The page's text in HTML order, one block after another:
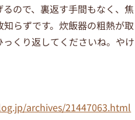
ので、裏返す手間もなく、焦
らずです。炊飯器の粗熱が取
くり返してくださいね。やけ
archives/21447063.html